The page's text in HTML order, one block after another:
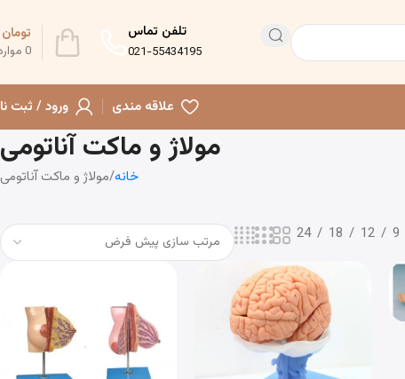
تلفن تماس
021-55434195
0
تومان
علاقه مندی ورود / ثبت
مولاژ و ماکت آناتومی
خانه مولاژ و ماکت آناتومی
9
12
18
24